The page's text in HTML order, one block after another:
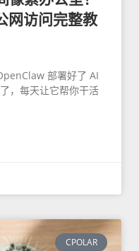
网访问完整教
部署好了 AI
，每天让它帮你干活
CPOLAR